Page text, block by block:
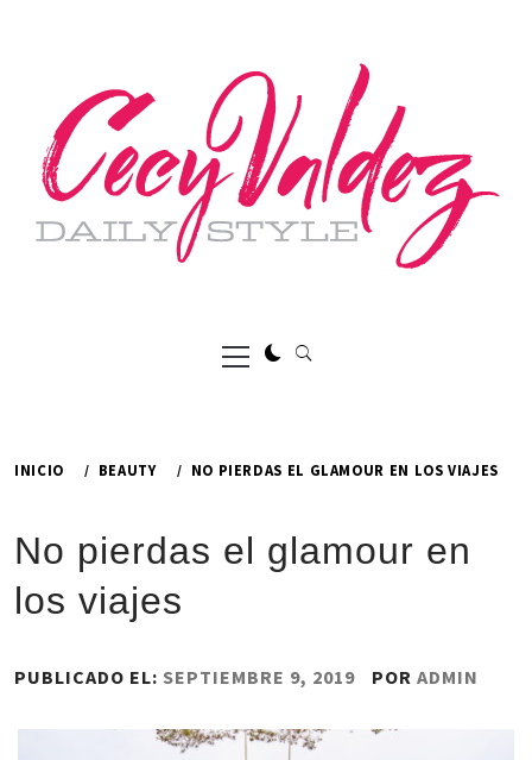
Menú
principal
INICIO BEAUTY NO PIERDAS EL GLAMOUR EN LOS VIAJES
No pierdas el glamour en
los viajes
PUBLICADO EL: SEPTIEMBRE 9, 2019 POR ADMIN